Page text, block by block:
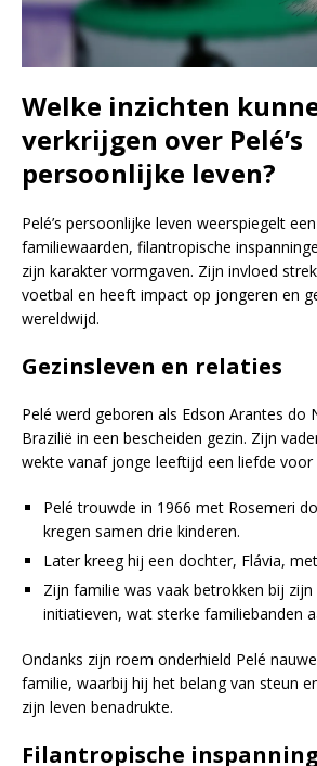
Welke inzichten
verkrijgen over Pelé’s
persoonlijke leven?
Pelé’s persoonlijke leven weerspiegelt
familiewaarden, filantropische
zijn karakter vormgaven. Zijn invloed
voetbal en heeft impact op jongeren en
wereldwijd.
Gezinsleven en relaties
Pelé werd geboren als Edson Arantes do
Brazilië in een bescheiden gezin. Zijn
wekte vanaf jonge leeftijd een liefde voor
Pelé trouwde in 1966 met Rosemeri
kregen samen drie kinderen.
Later kreeg hij een dochter, Flávia,
Zijn familie was vaak betrokken bij
initiatieven, wat sterke familiebanden
Ondanks zijn roem onderhield Pelé
familie, waarbij hij het belang van steun
zijn leven benadrukte.
Filantropische